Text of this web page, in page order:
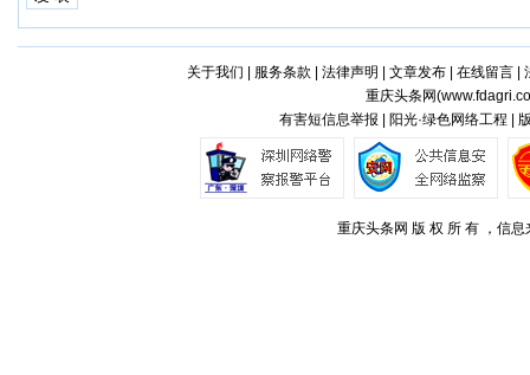
关于我们 服务条款 法律声明 文章发布| 在线留言|
重庆头条网(
有害短信息举报 | 阳光·绿色网络工程 |
重庆头条网 版 权 所 有 ，信